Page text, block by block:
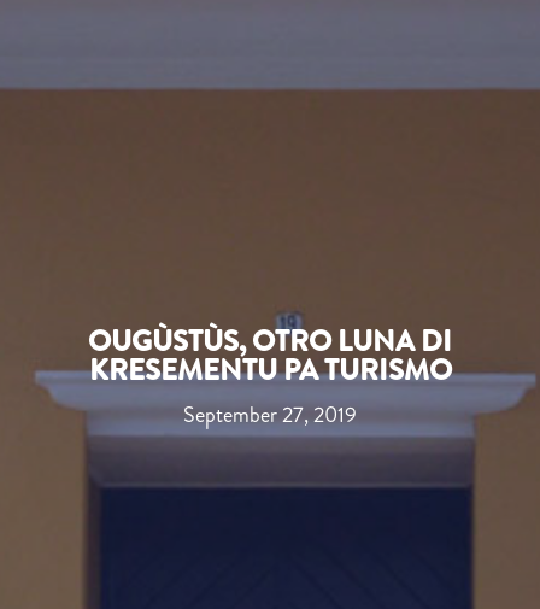
OUGÙSTÙS, OTRO LUNA DI
KRESEMENTU PA TURISMO
September 27, 2019